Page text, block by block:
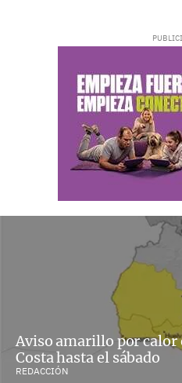
Aviso amarillo por calor
Costa hasta el sábado
REDACCIÓN